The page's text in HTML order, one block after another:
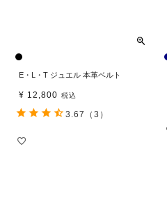
E・L・T ジュエル 本革ベルト
¥ 12,800 税込
3.67 （3）